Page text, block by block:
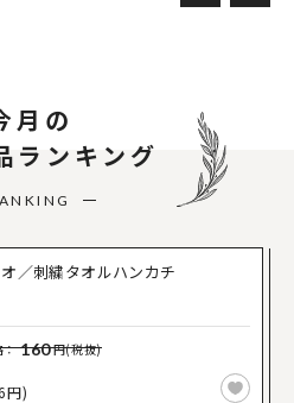
月の
ランキング
／刺繍タオルハンカチ
：160円(税抜)
円)